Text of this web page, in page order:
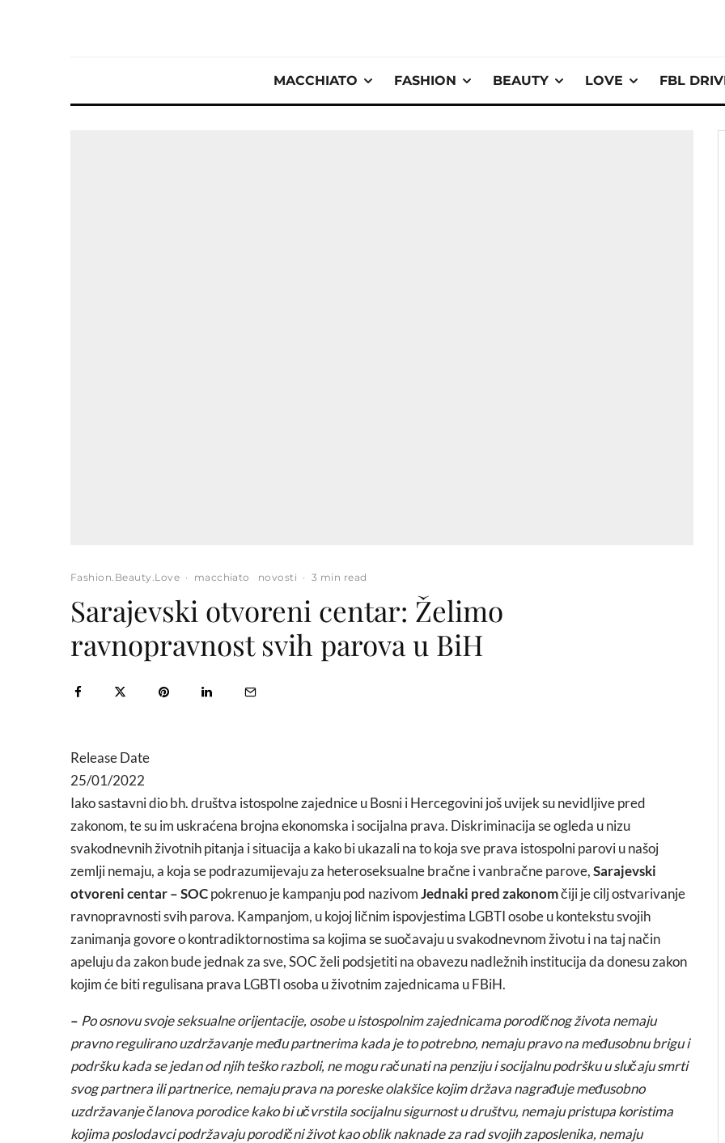
MACCHIATO FASHION BEAUTY LOVE FBL
Fashion.Beauty.Love · macchiato novosti · 3 min read
Sarajevski otvoreni centar: Želimo
ravnopravnost svih parova u BiH
Release Date
25/01/2022
Iako sastavni dio bh. društva istospolne zajednice u Bosni i Hercegovini još uvijek su nevidljive pred
zakonom, te su im uskraćena brojna ekonomska i socijalna prava. Diskriminacija se ogleda u nizu
svakodnevnih životnih pitanja i situacija a kako bi ukazali na to koja sve prava istospolni parovi u našoj
zemlji nemaju, a koja se podrazumijevaju za heteroseksualne bračne i vanbračne parove,Sarajevski
otvoreni centar – SOCpokrenuo je kampanju pod nazivomJednaki pred zakonomčiji je cilj ostvarivanje
ravnopravnosti svih parova. Kampanjom, u kojoj ličnim ispovjestima LGBTI osobe u kontekstu svojih
zanimanja govore o kontradiktornostima sa kojima se suočavaju u svakodnevnom životu i na taj način
apeluju da zakon bude jednak za sve, SOC želi podsjetiti na obavezu nadležnih institucija da donesu zakon
kojim će biti regulisana prava LGBTI osoba u životnim zajednicama u FBiH.
– Po osnovu svoje seksualne orijentacije, osobe u istospolnim zajednicama porodičnog života nemaju
pravno regulirano uzdržavanje među partnerima kada je to potrebno, nemaju pravo na međusobnu brigu i
podršku kada se jedan od njih teško razboli, ne mogu računati na penziju i socijalnu podršku u slučaju smrti
svog partnera ili partnerice, nemaju prava na poreske olakšice kojim država nagrađuje međusobno
uzdržavanje članova porodice kako bi učvrstila socijalnu sigurnost u društvu, nemaju pristupa koristima
kojima poslodavci podržavaju porodični život kao oblik naknade za rad svojih zaposlenika, nemaju